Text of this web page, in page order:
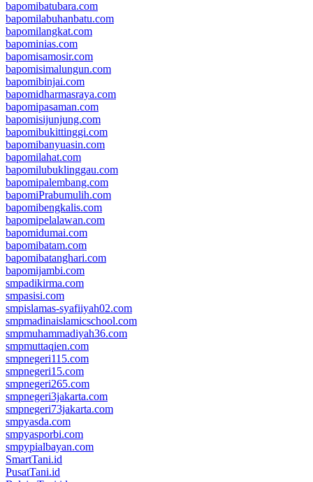
bapomibatubara.com
bapomilabuhanbatu.com
bapomilangkat.com
bapominias.com
bapomisamosir.com
bapomisimalungun.com
bapomibinjai.com
bapomidharmasraya.com
bapomipasaman.com
bapomisijunjung.com
bapomibukittinggi.com
bapomibanyuasin.com
bapomilahat.com
bapomilubuklinggau.com
bapomipalembang.com
bapomiPrabumulih.com
bapomibengkalis.com
bapomipelalawan.com
bapomidumai.com
bapomibatam.com
bapomibatanghari.com
bapomijambi.com
smpadikirma.com
smpasisi.com
smpislamas-syafiiyah02.com
smpmadinaislamicschool.com
smpmuhammadiyah36.com
smpmuttaqien.com
smpnegeri115.com
smpnegeri15.com
smpnegeri265.com
smpnegeri3jakarta.com
smpnegeri73jakarta.com
smpyasda.com
smpyasporbi.com
smpypialbayan.com
SmartTani.id
PusatTani.id